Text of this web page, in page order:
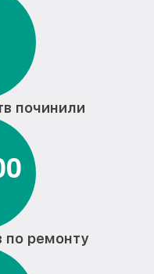
починили
0
по ремонту